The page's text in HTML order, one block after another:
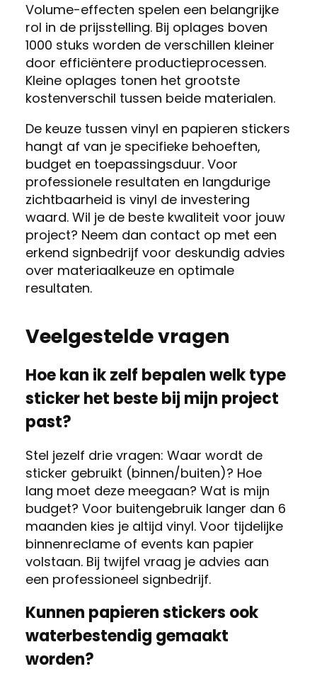
Volume-effecten spelen een belangrijke
rol in de prijsstelling. Bij oplages boven
1000 stuks worden de verschillen kleiner
door efficiëntere productieprocessen.
Kleine oplages tonen het grootste
kostenverschil tussen beide materialen.
De keuze tussen vinyl en papieren stickers
hangt af van je specifieke behoeften,
budget en toepassingsduur. Voor
professionele resultaten en langdurige
zichtbaarheid is vinyl de investering
waard. Wil je de beste kwaliteit voor jouw
project? Neem dan contact op met een
erkend signbedrijf voor deskundig advies
over materiaalkeuze en optimale
resultaten.
Veelgestelde vragen
Hoe kan ik zelf bepalen welk type
sticker het beste bij mijn project
past?
Stel jezelf drie vragen: Waar wordt de
sticker gebruikt (binnen/buiten)? Hoe
lang moet deze meegaan? Wat is mijn
budget? Voor buitengebruik langer dan 6
maanden kies je altijd vinyl. Voor tijdelijke
binnenreclame of events kan papier
volstaan. Bij twijfel vraag je advies aan
een professioneel signbedrijf.
Kunnen papieren stickers ook
waterbestendig gemaakt
worden?